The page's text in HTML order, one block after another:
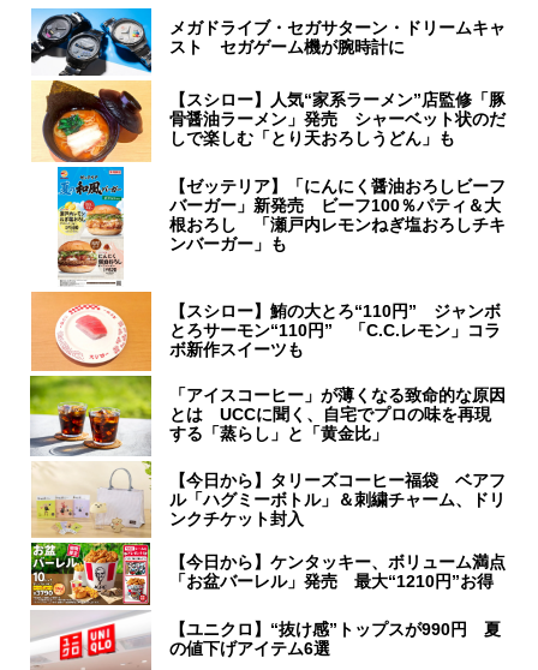
メガドライブ・セガサターン・ドリームキャ
スト セガゲーム機が腕時計に
【スシロー】人気“家系ラーメン”店監修「豚
骨醤油ラーメン」発売 シャーベット状のだ
しで楽しむ「とり天おろしうどん」も
【ゼッテリア】「にんにく醤油おろしビーフ
バーガー」新発売 ビーフ100％パティ＆大
根おろし 「瀬戸内レモンねぎ塩おろしチキ
ンバーガー」も
【スシロー】鮪の大とろ“110円” ジャンボ
とろサーモン“110円” 「C.C.レモン」コラ
ボ新作スイーツも
「アイスコーヒー」が薄くなる致命的な原因
とは UCCに聞く、自宅でプロの味を再現
する「蒸らし」と「黄金比」
【今日から】タリーズコーヒー福袋 ベアフ
ル「ハグミーボトル」＆刺繍チャーム、ドリ
ンクチケット封入
【今日から】ケンタッキー、ボリューム満点
「お盆バーレル」発売 最大“1210円”お得
【ユニクロ】“抜け感”トップスが990円 夏
の値下げアイテム6選